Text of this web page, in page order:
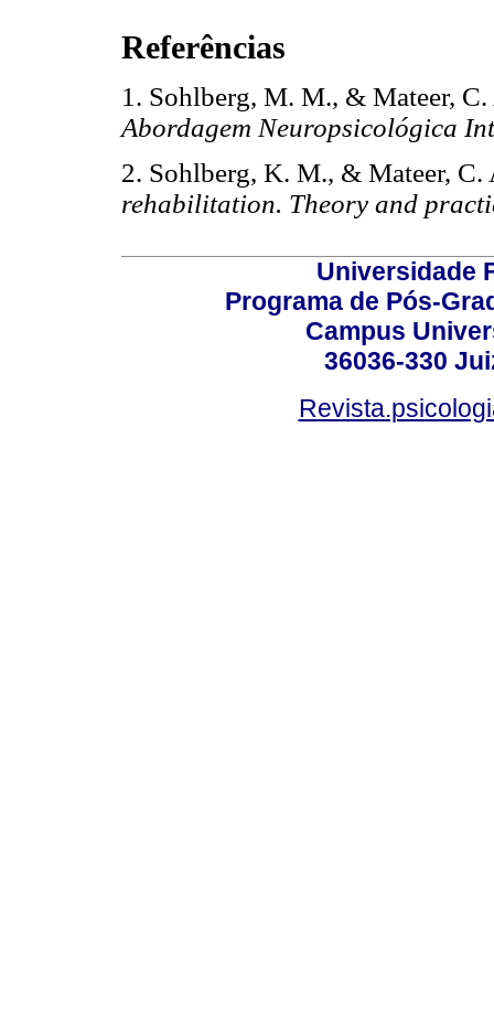
Referências
1. Sohlberg, M. M., & Mateer,
Abordagem Neuropsicológica
2. Sohlberg, K. M., & Mateer,
rehabilitation. Theory and
Universidade
Programa de Pós-
Campus
36036-330